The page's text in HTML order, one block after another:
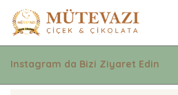
Instagram da Bizi Ziyaret Edin